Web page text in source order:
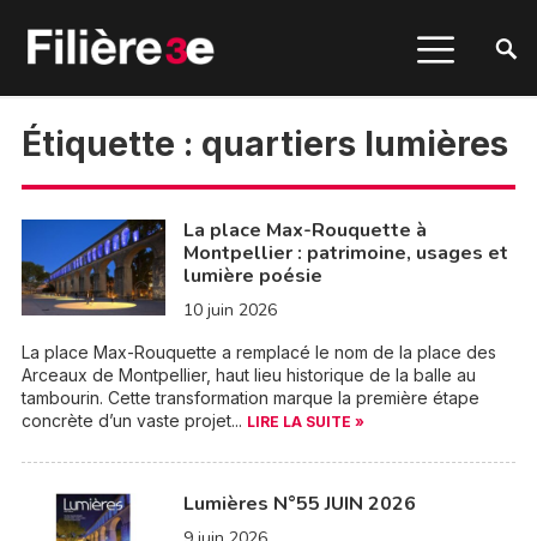
Étiquette : quartiers lumières
La place Max-Rouquette à
Montpellier : patrimoine, usages et
lumière poésie
10 juin 2026
La place Max-Rouquette a remplacé le nom de la place des
Arceaux de Montpellier, haut lieu historique de la balle au
tambourin. Cette transformation marque la première étape
concrète d’un vaste projet... LIRE LA SUITE »
Lumières N°55 JUIN 2026